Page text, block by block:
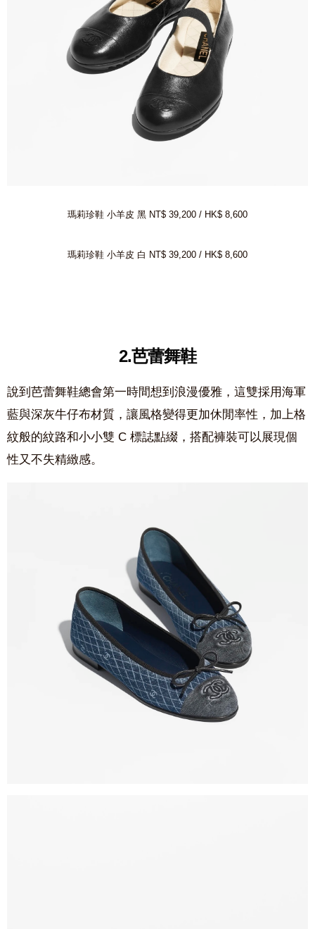
瑪莉珍鞋 小羊皮 黑 NT$ 39,200 / HK$ 8,600
瑪莉珍鞋 小羊皮 白 NT$ 39,200 / HK$ 8,600
2.芭蕾舞鞋
說到芭蕾舞鞋總會第一時間想到浪漫優雅，這雙採用海軍
藍與深灰牛仔布材質，讓風格變得更加休閒率性，加上格
紋般的紋路和小小雙 C 標誌點綴，搭配褲裝可以展現個
性又不失精緻感。